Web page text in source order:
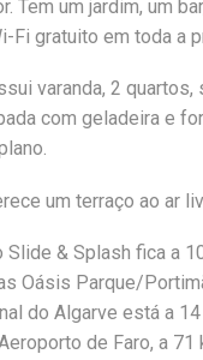
Tem um jardim, um
Fi gratuito em toda a
varanda, 2 quartos,
com geladeira e
um terraço ao ar
Slide & Splash fica a
Oásis Parque/
do Algarve está a
de Faro, a 71